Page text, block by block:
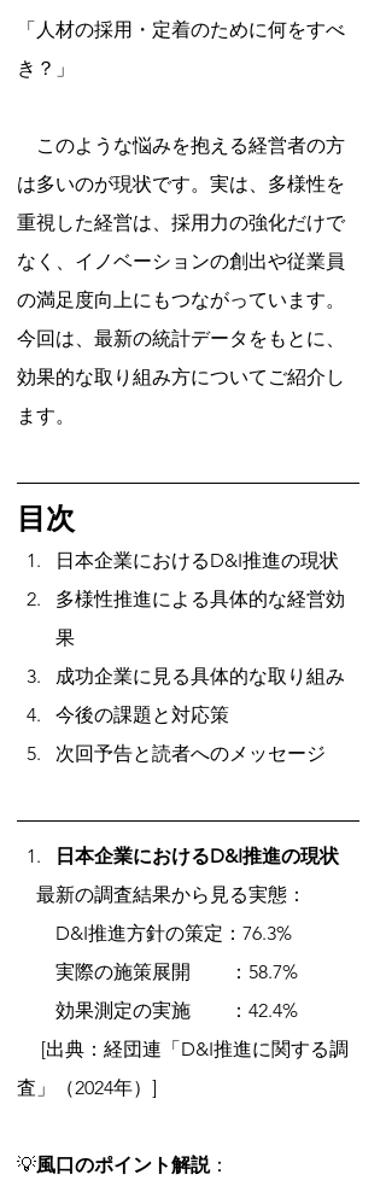
「人材の採用・定着のために何をすべ
き？」
このような悩みを抱える経営者の方
は多いのが現状です。実は、多様性を
重視した経営は、採用力の強化だけで
なく、イノベーションの創出や従業員
の満足度向上にもつながっています。
今回は、最新の統計データをもとに、
効果的な取り組み方についてご紹介し
ます。
目次
日本企業におけるD&I推進の現状
多様性推進による具体的な経営効
果
成功企業に見る具体的な取り組み
今後の課題と対応策
次回予告と読者へのメッセージ
日本企業におけるD&I推進の現状
最新の調査結果から見る実態：
D&I推進方針の策定：76.3%
実際の施策展開　　：58.7%
効果測定の実施　　：42.4%
[出典：経団連「D&I推進に関する調
査」（2024年）]
💡風口のポイント解説：